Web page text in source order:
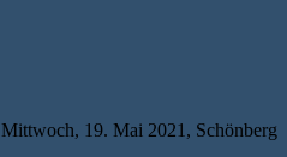
Mittwoch, 19. Mai 2021, Schönberg